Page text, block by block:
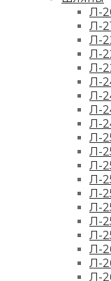
Л-
Л-
Л-
Л-
Л-
Л-
Л-
Л-
Л-
Л-
Л-
Л-
Л-
Л-
Л-
Л-
Л-
Л-
Л-
Л-